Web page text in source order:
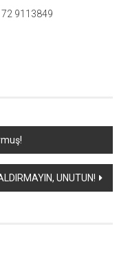
9113849
UNUTUN!